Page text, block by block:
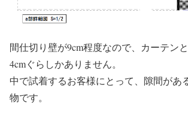
間仕切り壁が9cm程度なので、カーテン
4cmぐらしかありません。
中で試着するお客様にとって、隙間があ
物です。